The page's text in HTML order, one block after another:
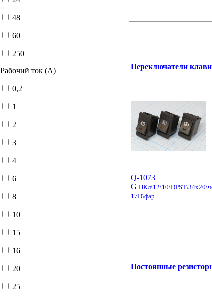
48
60
250
Рабочий ток (А)
0,2
1
2
3
4
6
8
10
15
16
20
25
Переключатели
Q-1073
G
17D\фар
Постоянные